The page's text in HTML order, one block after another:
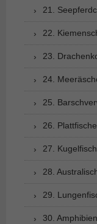
21.
22.
23.
24.
25.
26. Plattfische
27.
28.
29.
30.